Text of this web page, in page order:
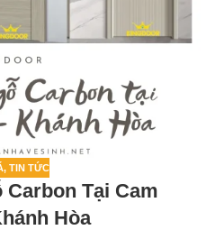
, TIN TỨC
Carbon Tại Cam
Hòa